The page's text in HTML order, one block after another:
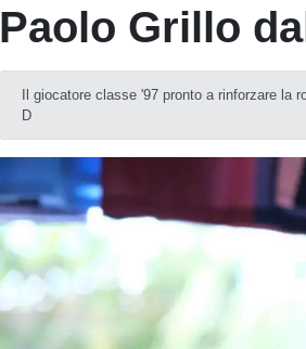
Paolo Grillo
Il giocatore classe '97 pronto a rinforzare la
D